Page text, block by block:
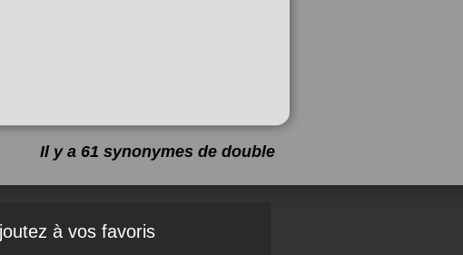
Il y a 61 synonymes de double
à vos favoris